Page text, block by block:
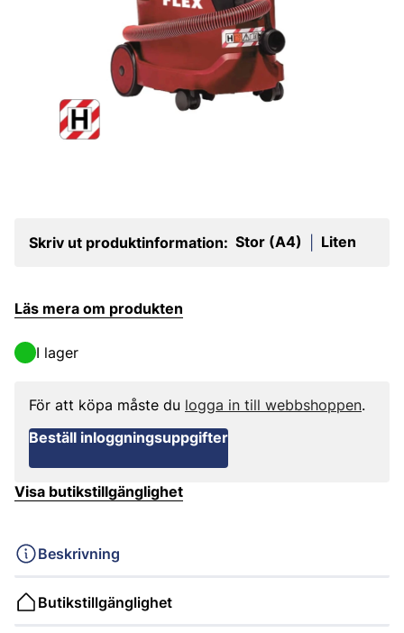
Skriv ut produktinformation: Stor (A4) Liten
Läs mera om produkten
I lager
För att köpa måste du logga in till webbshoppen.
Beställ inloggningsuppgifter
Visa butikstillgänglighet
Beskrivning
Butikstillgänglighet